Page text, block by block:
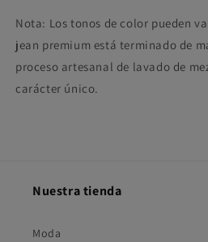
Nota: Los tonos de color pueden
jean premium está terminado de
proceso artesanal de lavado de
carácter único.
Nuestra tienda
Moda